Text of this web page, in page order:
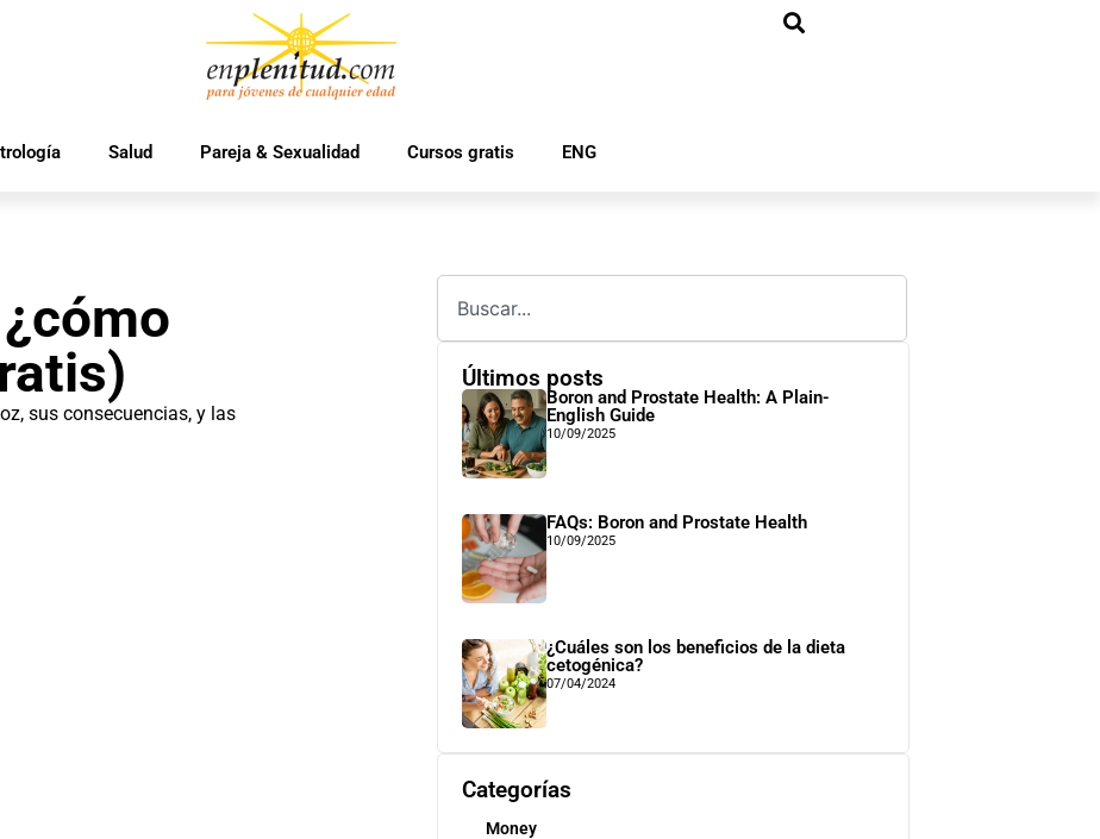
Salud Pareja & Sexualidad Cursos gratis ENG
sus consecuencias, y las
Últimos posts
Boron and Prostate Health: A Plain-
English Guide
10/09/2025
FAQs: Boron and Prostate Health
10/09/2025
¿Cuáles son los beneficios de la dieta
cetogénica?
07/04/2024
Categorías
Money